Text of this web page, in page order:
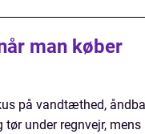
man køber
på vandtæthed,
under regnvejr, mens